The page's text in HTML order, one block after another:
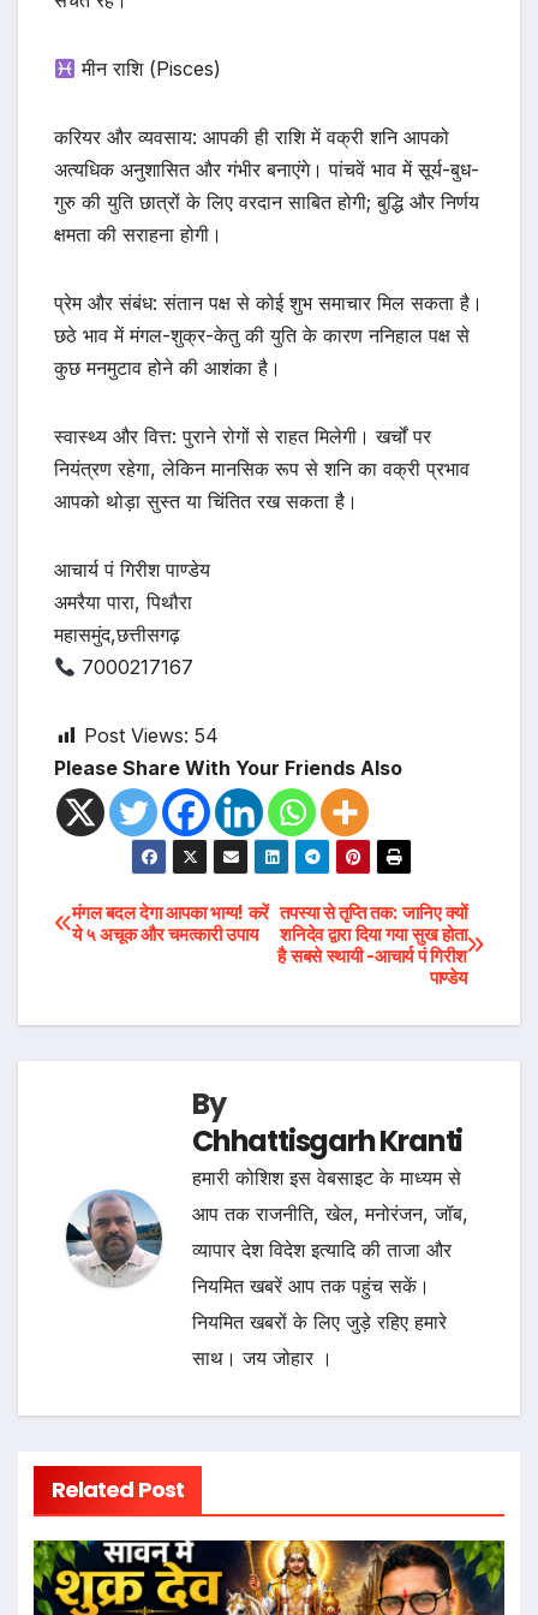
मीन राशि (Pisces)
करियर और व्यवसाय: आपकी ही राशि में वक्री शनि आपको
अत्यधिक अनुशासित और गंभीर बनाएंगे। पांचवें भाव में सूर्य-बुध-
गुरु की युति छात्रों के लिए वरदान साबित होगी; बुद्धि और निर्णय
क्षमता की सराहना होगी।
प्रेम और संबंध: संतान पक्ष से कोई शुभ समाचार मिल सकता है।
छठे भाव में मंगल-शुक्र-केतु की युति के कारण ननिहाल पक्ष से
कुछ मनमुटाव होने की आशंका है।
स्वास्थ्य और वित्त: पुराने रोगों से राहत मिलेगी। खर्चों पर
नियंत्रण रहेगा, लेकिन मानसिक रूप से शनि का वक्री प्रभाव
आपको थोड़ा सुस्त या चिंतित रख सकता है।
आचार्य पं गिरीश पाण्डेय
अमरैया पारा, पिथौरा
महासमुंद,छत्तीसगढ़
7000217167
Post Views: 54
Please Share With Your Friends Also
Post
तपस्या से तृप्ति तक: जानिए क्यों
शनिदेव द्वारा दिया गया सुख होता
है सबसे स्थायी -आचार्य पं गिरीश
पाण्डेय
मंगल बदल देगा आपका भाग्य! करें
ये ५ अचूक और चमत्कारी उपाय
By
Chhattisgarh Kranti
हमारी कोशिश इस वेबसाइट के माध्यम से
आप तक राजनीति, खेल, मनोरंजन, जॉब,
व्यापार देश विदेश इत्यादि की ताजा और
नियमित खबरें आप तक पहुंच सकें।
नियमित खबरों के लिए जुड़े रहिए हमारे
साथ। जय जोहार ।
Related Post